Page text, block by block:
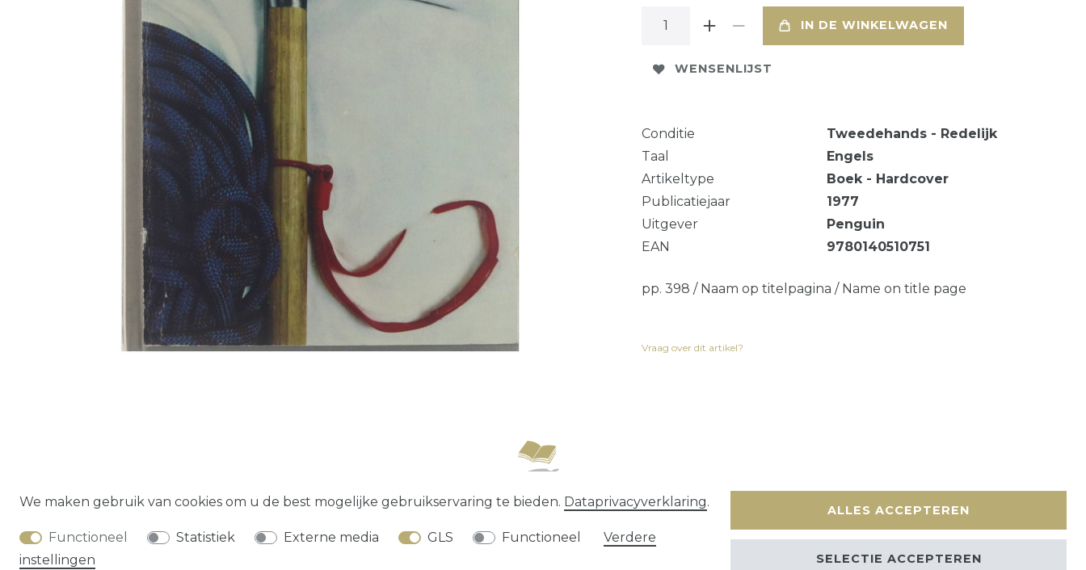
IN DE WINKELWAGEN
WENSENLIJST
Conditie
Tweedehands - Redelijk
Taal
Engels
Artikeltype
Boek - Hardcover
Publicatiejaar
1977
Uitgever
Penguin
EAN
9780140510751
pp. 398 / Naam op titelpagina / Name on title page
Vraag over dit artikel?
Herroepings­recht Data­privacy­verklaring Algemene voorwaarden
We maken gebruik van cookies om u de best mogelijke gebruikservaring te bieden. Data­privacy­verklaring.
Functioneel Statistiek Externe media GLS Functioneel
Verdere
instellingen
ALLES ACCEPTEREN
SELECTIE ACCEPTEREN